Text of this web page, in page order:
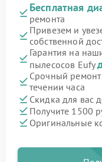
Бесплатная
ремонта
Привезем и
собственной
Гарантия на
пылесосов Eufy
Срочный
течении часа
Скидка для вас
Получите 1500
Оригинальные